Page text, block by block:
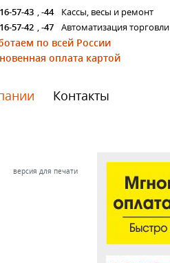
57-43 ,-44
Кассы, весы и ремонт
57-42 ,-47 Автоматизация торговли
по всей России
оплата картой
Контакты
версия для печати